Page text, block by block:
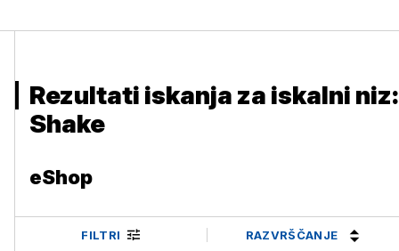
Rezultati iskanja za iskalni niz:
Shake
eShop
FILTRI RAZVRŠČANJE